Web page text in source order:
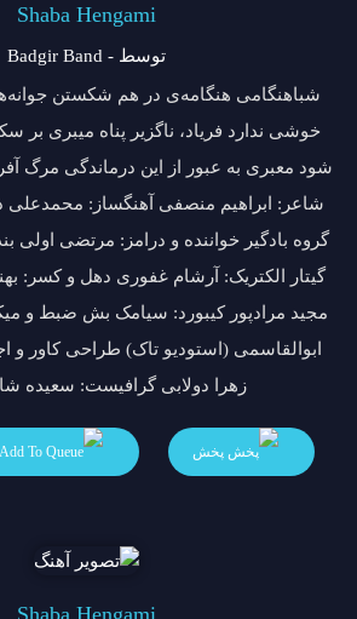
Shaba Hengami
توسط - Badgir Band
شباهنگامی هنگامه‌ی در هم شکستن
خوشی ندارد فریاد، ناگزیر پناه میبری
شود معبری به عبور از این درماندگی مرگ
شاعر: ابراهیم منصفی آهنگساز:
گروه بادگیر خواننده و درامز: مرتضی اولی
گیتار الکتریک: آرشام غفوری دهل و کسر:
مجید مرادپور کیبورد: سیامک بش ضبط و
ابوالقاسمی (استودیو تاک) طراحی کاور و
زهرا دولابی گرافیست: سعیده
پخش